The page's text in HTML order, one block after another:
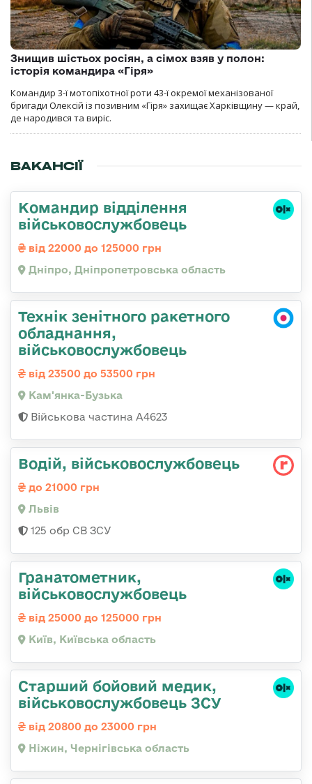
Знищив шістьох росіян, а сімох взяв у полон:
історія командира «Гіря»
Командир 3-ї мотопіхотної роти 43-ї окремої механізованої
бригади Олексій із позивним «Гіря» захищає Харківщину — край,
де народився та виріс.
ВАКАНСІЇ
Командир відділення
військовослужбовець
від 22000 до 125000 грн
Дніпро, Дніпропетровська область
Технік зенітного ракетного
обладнання,
військовослужбовець
від 23500 до 53500 грн
Кам'янка-Бузька
Військова частина А4623
Водій, військовослужбовець
до 21000 грн
Львів
125 обр СВ ЗСУ
Гранатометник,
військовослужбовець
від 25000 до 125000 грн
Київ, Київська область
Старший бойовий медик,
військовослужбовець ЗСУ
від 20800 до 23000 грн
Ніжин, Чернігівська область